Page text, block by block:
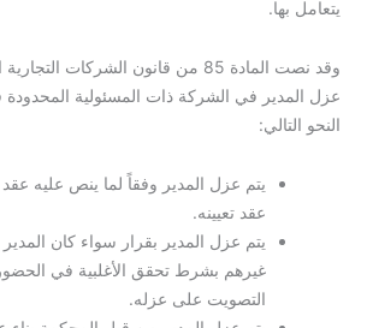
يتعامل بها.
وقد نصت المادة 85 من قانون الشركات
عزل المدير في الشركة ذات المسئولية
النحو التالي:
يتم عزل المدير وفقاً لما ينص عليه
عقد تعيينه.
يتم عزل المدير بقرار سواء كان
غيرهم بشرط تحقق الأغلبية في
التصويت على عزله.